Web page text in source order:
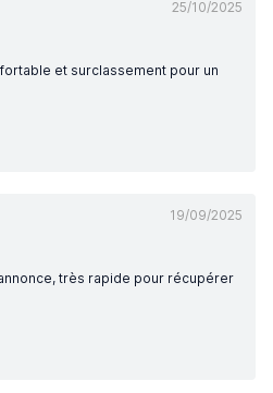
25/10/2025
et surclassement pour un
19/09/2025
très rapide pour récupérer